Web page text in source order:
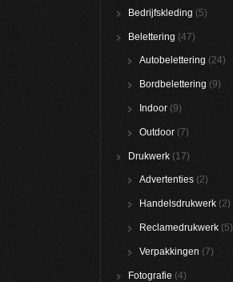
Bedrijfskleding (5)
Belettering (47)
Autobelettering (24)
Bordbelettering (9)
Indoor (9)
Outdoor (7)
Drukwerk (17)
Advertenties (2)
Handelsdrukwerk (2)
Reclamedrukwerk (5)
Verpakkingen (7)
Fotografie (4)